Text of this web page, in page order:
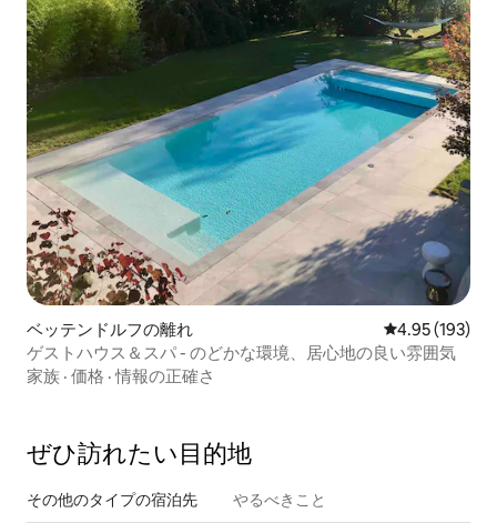
ベッテンドルフの離れ レビュー193
4.95 (193)
ゲストハウス＆スパ - のどかな環境、居心地の良い雰囲気
家族 · 価格 ·情報の正確さ
ぜひ訪⁠れ⁠た⁠い目⁠的⁠地
その他のタ⁠イ⁠プ⁠の宿⁠泊⁠先 やるべきこと